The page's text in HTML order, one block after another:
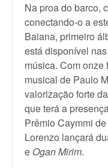
Na proa do barco,
conectando-o a
Baiana, primeiro
está disponível
música. Com onze
musical de Paulo
valorização forte
que terá a
Prêmio Caymmi
Lorenzo lançará
e Ogan Mirim.